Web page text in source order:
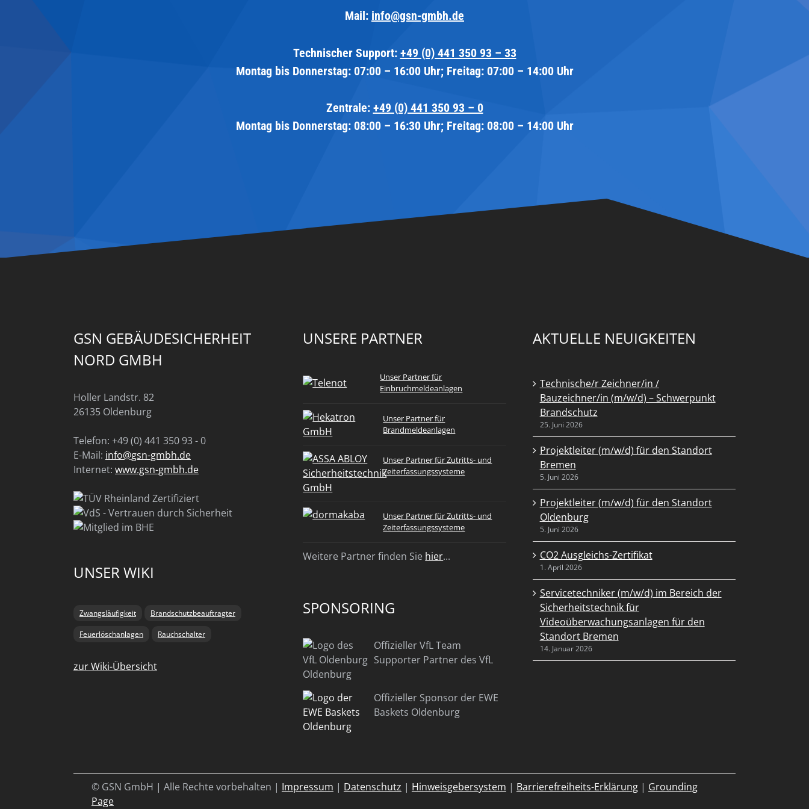
Mail: info@gsn-gmbh.de
Technischer Support: +49 (0) 441 350 93 – 33
Montag bis Donnerstag: 07:00 – 16:00 Uhr; Freitag: 07:00 – 14:00 Uhr
Zentrale: +49 (0) 441 350 93 – 0
Montag bis Donnerstag: 08:00 – 16:30 Uhr; Freitag: 08:00 – 14:00 Uhr
GSN GEBÄUDESICHERHEIT
NORD GMBH
Holler Landstr. 82
26135 Oldenburg
Telefon: +49 (0) 441 350 93 - 0
E-Mail: info@gsn-gmbh.de
Internet: www.gsn-gmbh.de
UNSER WIKI
Zwangsläufigkeit Brandschutzbeauftragter
Feuerlöschanlagen Rauchschalter
zur Wiki-Übersicht
UNSERE PARTNER
Unser Partner für
Einbruchmeldeanlagen
Unser Partner für
Brandmeldeanlagen
Unser Partner für Zutritts- und
Zeiterfassungssysteme
Unser Partner für Zutritts- und
Zeiterfassungssysteme
Weitere Partner finden Sie hier...
SPONSORING
Offizieller VfL Team
Supporter Partner des VfL
Oldenburg
Offizieller Sponsor der EWE
Baskets Oldenburg
AKTUELLE NEUIGKEITEN
Technische/r Zeichner/in /
Bauzeichner/in (m/w/d) – Schwerpunkt
Brandschutz
25. Juni 2026
Projektleiter (m/w/d) für den Standort
Bremen
5. Juni 2026
Projektleiter (m/w/d) für den Standort
Oldenburg
5. Juni 2026
CO2 Ausgleichs-Zertifikat
1. April 2026
Servicetechniker (m/w/d) im Bereich der
Sicherheitstechnik für
Videoüberwachungsanlagen für den
Standort Bremen
14. Januar 2026
© GSN GmbH | Alle Rechte vorbehalten | Impressum | Datenschutz | Hinweisgebersystem | Barrierefreiheits-Erklärung| Grounding
Page